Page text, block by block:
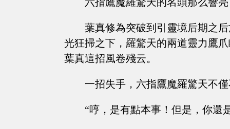
葉真修為突破到引靈境后期之
光狂掃之下，羅驚天的兩道靈力鷹
葉真這招風卷殘云。
一招失手，六指鷹魔羅驚天不
“哼，是有點本事！但是，你還